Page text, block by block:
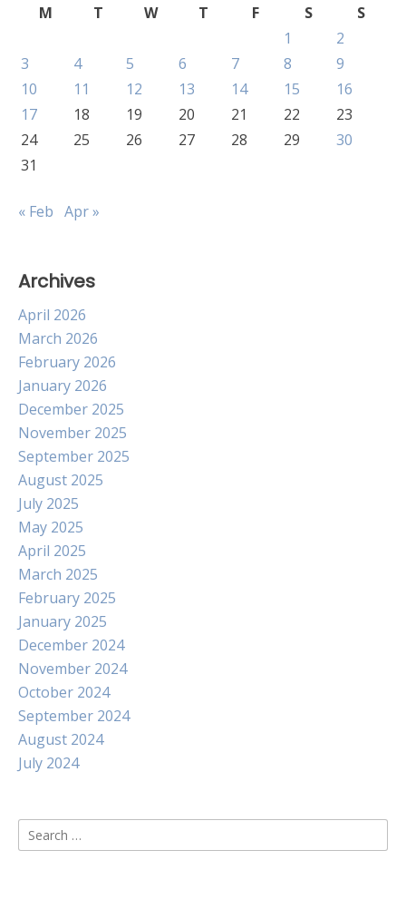
M
T W T F S
S
1
2
3
4 5 6 7 8
9
10
11 12 13 14 15
16
17
18 19 20 21 22
23
24
25 26 27 28 29
30
31
« Feb Apr »
Archives
April 2026
March 2026
February 2026
January 2026
December 2025
November 2025
September 2025
August 2025
July 2025
May 2025
April 2025
March 2025
February 2025
January 2025
December 2024
November 2024
October 2024
September 2024
August 2024
July 2024
Search
for: